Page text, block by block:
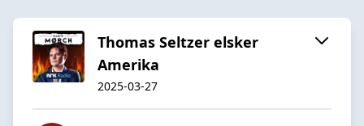
Thomas Seltzer elsker
Amerika
2025-03-27